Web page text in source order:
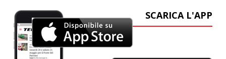
SCARICA L'APP